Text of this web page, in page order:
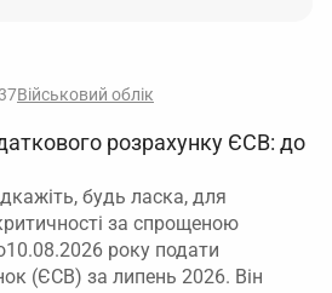
Військовий облік
розрахунку ЄСВ: до
будь ласка, для
за спрощеною
року подати
(ЄСВ) за липень 2026. Він